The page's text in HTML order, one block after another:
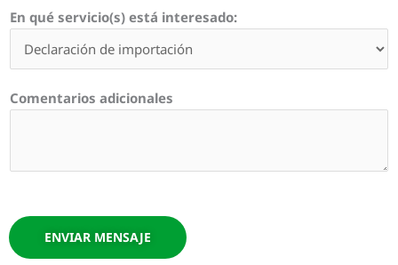
En qué servicio(s) está interesado:
Comentarios adicionales
ENVIAR MENSAJE